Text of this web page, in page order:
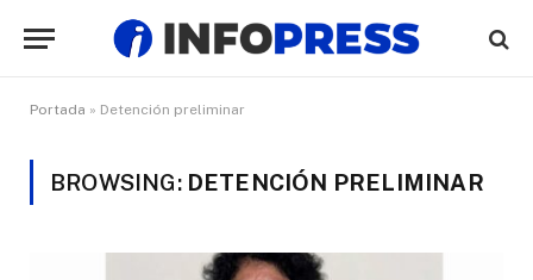
Portada » Detención preliminar
BROWSING: DETENCIÓN PRELIMINAR